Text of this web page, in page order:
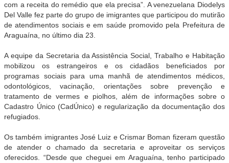
com a receita do remédio que ela precisa”. A venezuelana Diodelys
Del Valle fez parte do grupo de imigrantes que participou do mutirão
de atendimentos sociais e em saúde promovido pela Prefeitura de
Araguaína, no último dia 23.
A equipe da Secretaria da Assistência Social, Trabalho e Habitação
mobilizou os estrangeiros e os cidadãos beneficiados por
programas sociais para uma manhã de atendimentos médicos,
odontológicos, vacinação, orientações sobre prevenção e
tratamento de vermes e piolhos, além de informações sobre o
Cadastro Único (CadÚnico) e regularização da documentação dos
refugiados.
Os também imigrantes José Luiz e Crismar Boman fizeram questão
de atender o chamado da secretaria e aproveitar os serviços
oferecidos. “Desde que cheguei em Araguaína, tenho participado